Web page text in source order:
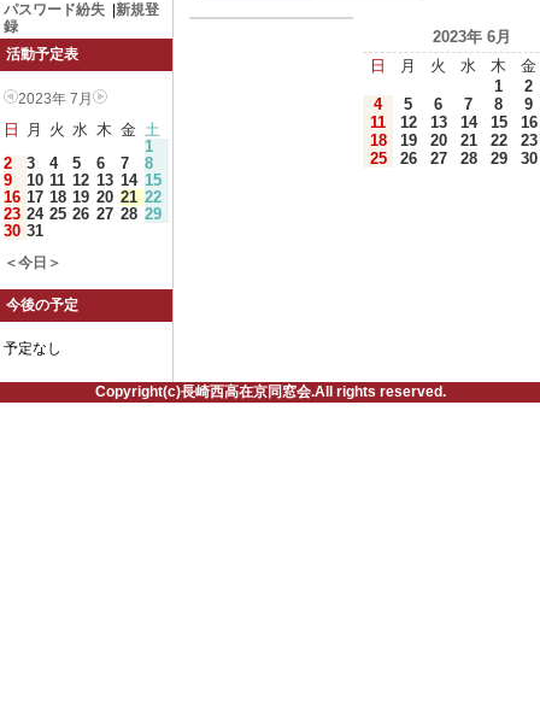
パスワード紛失
新規登
録
活動予定表
2023年 7月
日 月 火 水 木 金 土
1
2
3 4 5 6 7
8
9
10 11 12 13 14 15
16 17 18 19 20 21 22
23 24 25 26 27 28 29
30 31
＜今日＞
今後の予定
予定なし
2023年 6月
日
月 火 水 木
金
1
2
4
5 6 7 8
9
11
12 13 14 15
16
18
19 20 21 22
23
25
26 27 28 29 30
Copyright(c)長崎西高在京同窓会.All rights reserved.